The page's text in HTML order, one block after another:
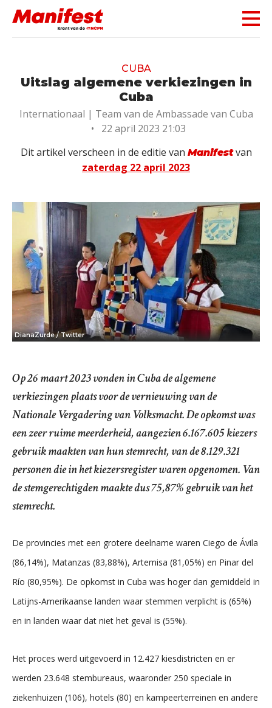
Skip navigation
CUBA
Uitslag algemene verkiezingen in
Cuba
Internationaal | Team van de Ambassade van Cuba
•
22 april 2023 21:03
Dit artikel verscheen in de editie van Manifestvan
zaterdag 22 april 2023
DianaZurde / Twitter
Op 26 maart 2023 vonden in Cuba de algemene
verkiezingen plaats voor de vernieuwing van de
Nationale Vergadering van Volksmacht. De opkomst was
een zeer ruime meerderheid, aangezien 6.167.605 kiezers
gebruik maakten van hun stemrecht, van de 8.129.321
personen die in het kiezersregister waren opgenomen. Van
de stemgerechtigden maakte dus 75,87% gebruik van het
stemrecht.
De provincies met een grotere deelname waren Ciego de Ávila
(86,14%), Matanzas (83,88%), Artemisa (81,05%) en Pinar del
Río (80,95%). De opkomst in Cuba was hoger dan gemiddeld in
Latijns-Amerikaanse landen waar stemmen verplicht is (65%)
en in landen waar dat niet het geval is (55%).
Het proces werd uitgevoerd in 12.427 kiesdistricten en er
werden 23.648 stembureaus, waaronder 250 speciale in
ziekenhuizen (106), hotels (80) en kampeerterreinen en andere